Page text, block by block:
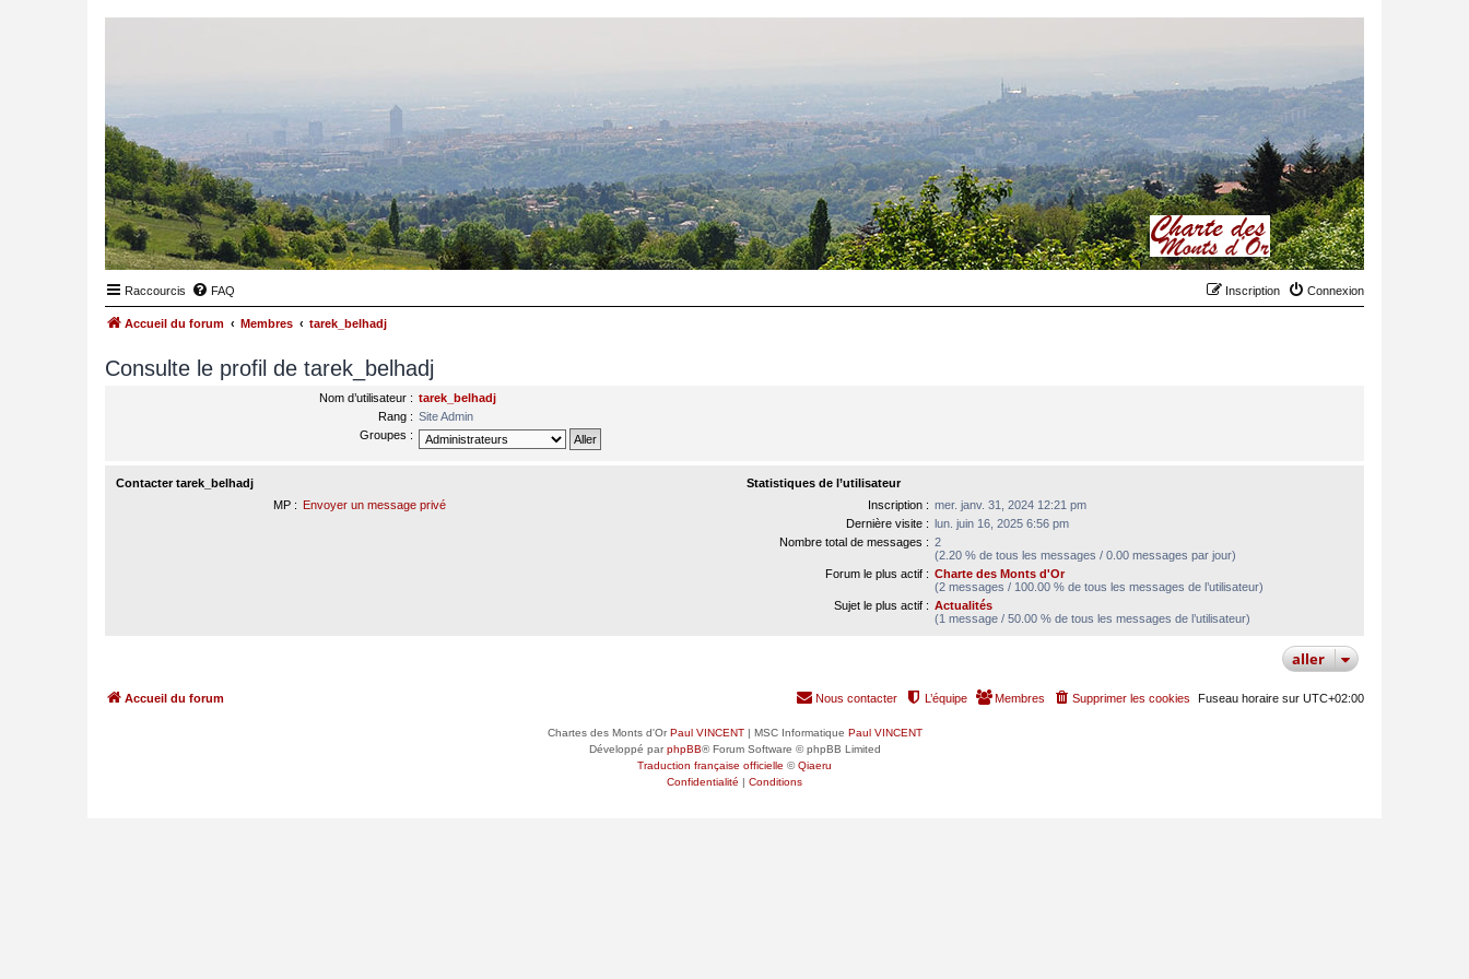
Raccourcis FAQ Connexion
Inscription
Accueil du forum Membres tarek_belhadj
Consulte le profil de tarek_belhadj
Nom d’utilisateur : tarek_belhadj
Rang : Site Admin
Groupes :
Contacter tarek_belhadj
MP : Envoyer un message privé
Statistiques de l’utilisateur
Inscription : mer. janv. 31, 2024 12:21 pm
Dernière visite : lun. juin 16, 2025 6:56 pm
Nombre total de messages : 2
(2.20 % de tous les messages / 0.00 messages par jour)
Forum le plus actif : Charte des Monts d'Or
(2 messages / 100.00 % de tous les messages de l’utilisateur)
Sujet le plus actif : Actualités
(1 message / 50.00 % de tous les messages de l’utilisateur)
aller
Accueil du forum Fuseau horaire sur UTC+02:00
Supprimer les cookies
Membres
L’équipe
Nous contacter
Chartes des Monts d'OrPaul VINCENT| MSC Informatique Paul VINCENT
Développé parphpBB® Forum Software © phpBB Limited
Traduction française officielle ©Qiaeru
Confidentialité | Conditions